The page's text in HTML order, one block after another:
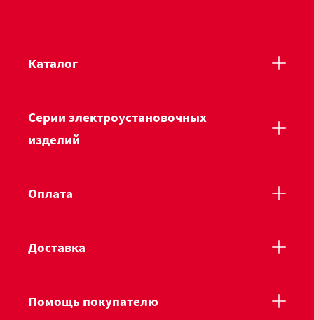
Каталог
Серии электроустановочных
изделий
Оплата
Доставка
Помощь покупателю